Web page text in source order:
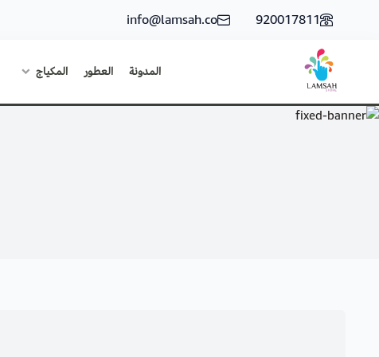
920017811
info@lamsah.co
لمسة ستور المدونة العطور المكياج